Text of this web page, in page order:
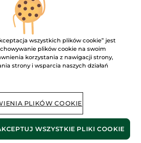
wszystkich plików cookie” jest
plików cookie na swoim
korzystania z nawigacji strony,
strony i wsparcia naszych działań
PLIKÓW COOKIE
WSZYSTKIE PLIKI COOKIE